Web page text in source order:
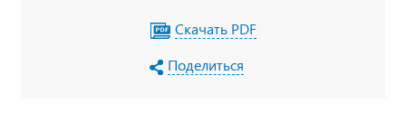
Скачать PDF
Поделиться